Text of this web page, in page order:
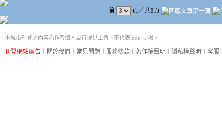
第 頁／共3頁
本城市刊登之內容為作者個人自行提供上傳，不代表 udn 立場。
刊登網站廣告 關於我們 常見問題 服務條款 著作權聲明 隱私權聲明 客服